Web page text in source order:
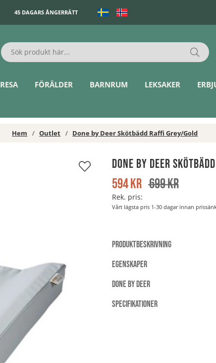
45 DAGARS ÅNGERRÄTT
RESA FÖRÄLDER BARNRUM LEKSAKER
Hem Outlet Done by Deer Skötbädd Raffi Grey/Gold
Done by Deer
699kr
594kr
Rek. pris:
Vårt lägsta pris 1-30 dagar innan
PRODUKTBESKRIVNING
EGENSKAPER
DONE BY DEER
SPECIFIKATIONER